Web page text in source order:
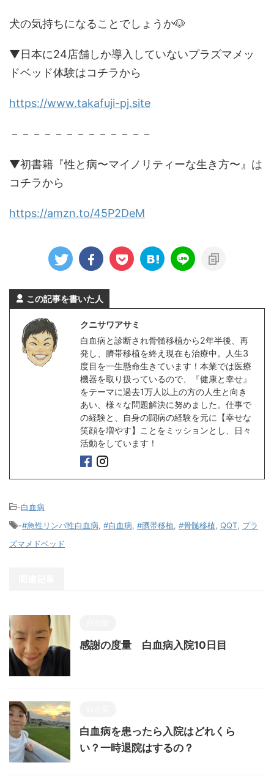
犬の気持ちになることでしょうか🐶
▼日本に24店舗しか導入していないプラズマメッ
ドベッド体験はコチラから
https://www.takafuji-pj.site
－－－－－－－－－－－－－
▼初書籍『性と病〜マイノリティーな生き方〜』は
コチラから
https://amzn.to/45P2DeM
この記事を書いた人
クニサワアサミ
白血病と診断され骨髄移植から2年半後、再
発し、臍帯移植を終え現在も治療中。人生3
度目を一生懸命生きています！本業では医療
機器を取り扱っているので、『健康と幸せ』
をテーマに過去1万人以上の方の人生と向き
あい、様々な問題解決に努めました。仕事で
の経験と、自身の闘病の経験を元に【幸せな
笑顔を増やす】ことをミッションとし、日々
活動をしています！
-白血病
-#急性リンパ性白血病 #白血病 #臍帯移植 #骨髄移植 QQT プラ
ズマメドベッド
感謝の度量 白血病入院10日目
白血病を患ったら入院はどれくら
い？一時退院はするの？